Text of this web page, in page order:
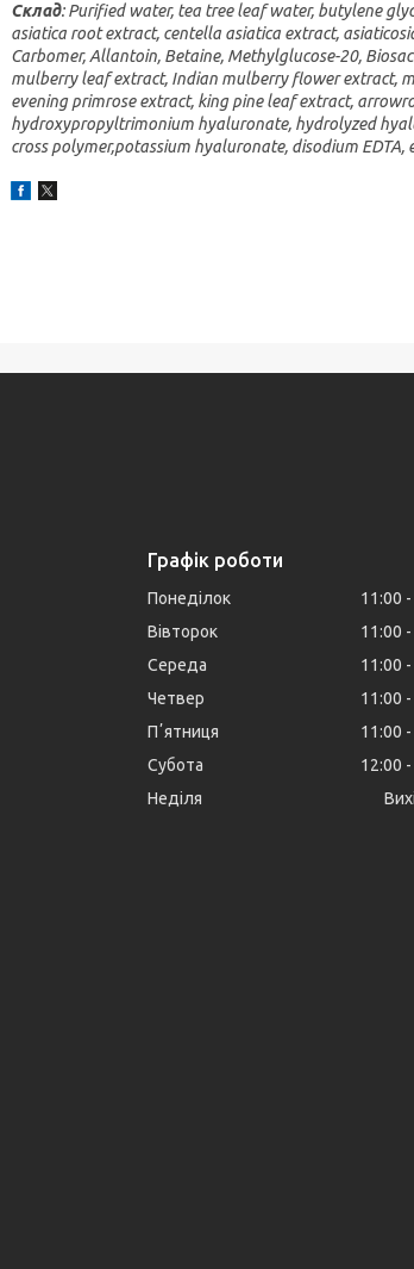
Склад: Purified water, tea tree leaf water, butylene
asiatica root extract, centella asiatica extract,
Carbomer, Allantoin, Betaine, Methylglucose-20,
mulberry leaf extract, Indian mulberry flower extract,
evening primrose extract, king pine leaf extract,
hydroxypropyltrimonium hyaluronate, hydrolyzed
cross polymer,potassium hyaluronate, disodium
Графік роботи
Понеділок 11:00
Вівторок
11:00
Середа
11:00
Четвер
11:00
Пʼятниця
11:00
Субота
12:00
Неділя